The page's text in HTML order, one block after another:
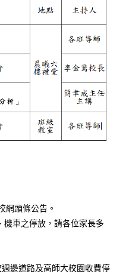
網頭條公告。
機車之停放，請各位家長多
邊道路及高師大校園收費停